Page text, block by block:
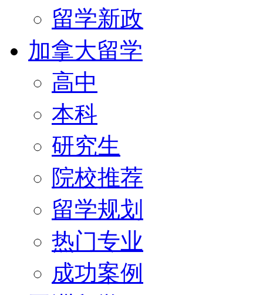
留学新政
加拿大留学
高中
本科
研究生
院校推荐
留学规划
热门专业
成功案例